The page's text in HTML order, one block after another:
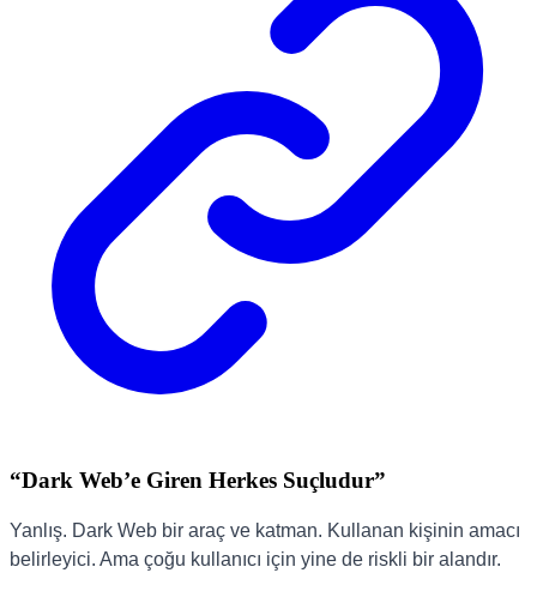
“Dark Web’e Giren Herkes Suçludur”
Yanlış. Dark Web bir araç ve katman. Kullanan kişinin amacı
belirleyici. Ama çoğu kullanıcı için yine de riskli bir alandır.